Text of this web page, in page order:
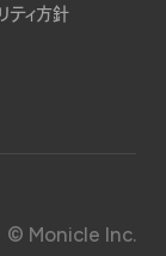
ティ方針
© Monicle Inc.